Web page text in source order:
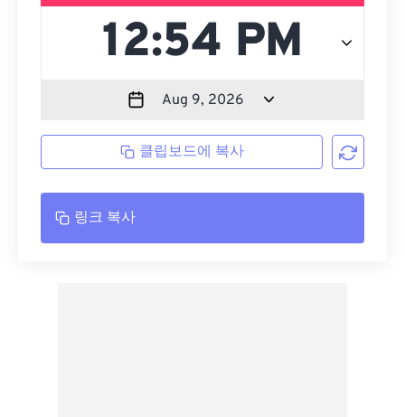
클립보드에 복사
링크 복사